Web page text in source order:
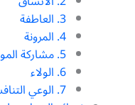
3. العاطفة
4. المرونة
5. مشاركة الموظف
6. الولاء
7. الوعي التنافسي